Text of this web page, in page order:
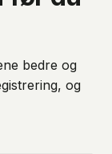
bedre og
og